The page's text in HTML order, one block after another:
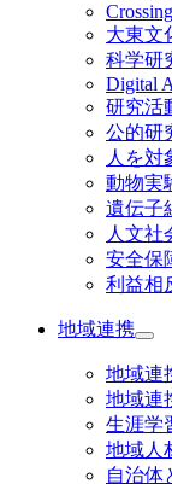
大東文
科学研
Digital
研究活
公的研
人を対
動物実
遺伝子
人文社
安全保
利益相
地域連携
地域連
地域連
生涯学
地域人
自治体